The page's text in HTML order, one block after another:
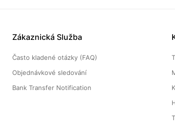
Zákaznická Služba
Často kladené otázky (FAQ)
Objednávkové sledování
Bank Transfer Notification